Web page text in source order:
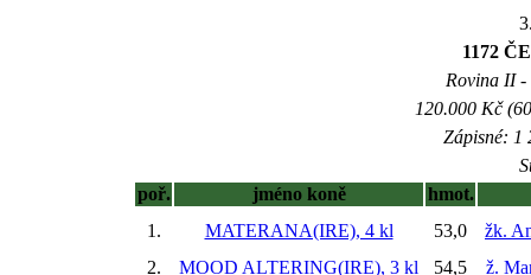
1172
Rovina II -
120.000 Kč
Zápisné: 1
poř.
jméno koně
hmot.
1.
MATERANA(IRE), 4 kl 53,0
žk.
2.
MOOD ALTERING(IRE), 3 kl 54,5 ž.